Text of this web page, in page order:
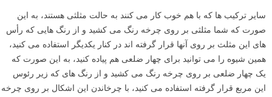
سایر ترکیب ها که با هم خوب کار می کنند به حالت مثلثی هستند، به این
صورت که شما مثلثی بر روی چرخه رنگ می کشید و از رنگ هایی که رأس
های این مثلث بر روی آنها قرار گرفته اند در کنار یکدیگر استفاده می کنید،
همین شیوه را می توانید برای چهار ضلعی هم پیاده کنید، به این صورت که
یک چهار ضلعی بر روی چرخه رنگ می کشید و از رنگ های که زیر رئوس
این مربع قرار گرفته استفاده می کنید، با چرخاندن این اشکال بر روی چرخه